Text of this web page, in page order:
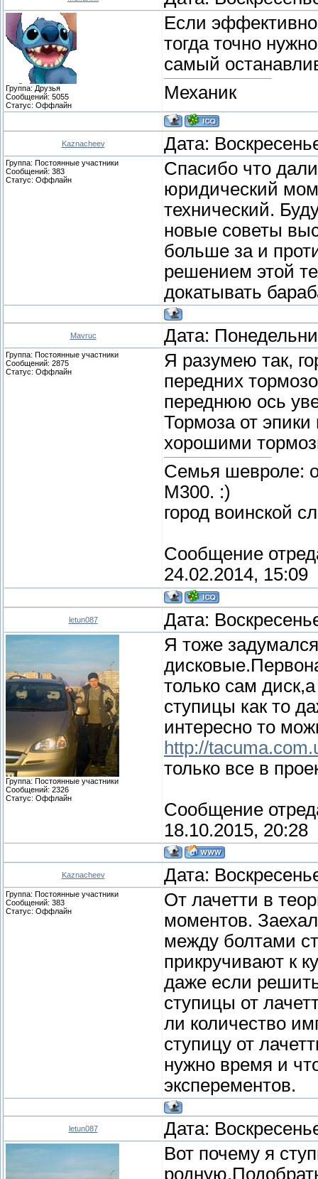
Группа: Друзья
Сообщений: 5055
Статус: Оффлайн
Если
тогда точно
самый
Механик
Kaznacheev Дата:
Группа: Постоянные участники
Сообщений: 383
Статус: Оффлайн
Спасибо что
юридический
технический.
новые советы
больше за и
решением этой
докатывать
Mavruc Дата:
Группа: Постоянные участники
Сообщений: 2875
Статус: Оффлайн
Я разумею так,
передних
переднюю ось
Тормоза от
хорошими
Семья шевроле:
М300. :)
город воинской
Сообщение
24.02.2014, 15:09
letun087 Дата:
Группа: Постоянные участники
Сообщений: 2326
Статус: Оффлайн
Я тоже
только сам
ступицы как то
интересно то
http://
только все в
Сообщение
18.10.2015, 20:28
Kaznacheev Дата:
Группа: Постоянные участники
Сообщений: 383
Статус: Оффлайн
От лачетти в
моментов.
между болтами
прикручивают к
даже если
ступицы от
ли количество
ступицу от
нужно время и
эксперементов.
letun087
Дата:
Вот почему я